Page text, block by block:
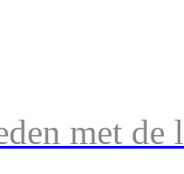
met de